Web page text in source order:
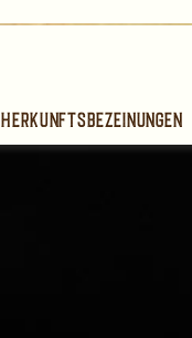
Herkunftsbezeinungen